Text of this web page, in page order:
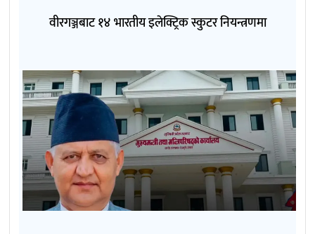
वीरगञ्जबाट १४ भारतीय इलेक्ट्रिक स्कुटर नियन्त्रणमा